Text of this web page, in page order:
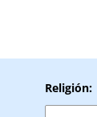
Religión: